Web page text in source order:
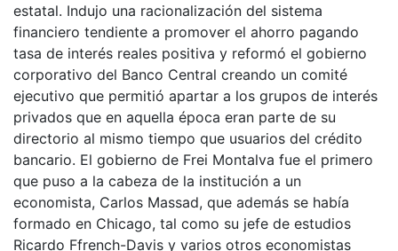
estatal. Indujo una racionalización del sistema
financiero tendiente a promover el ahorro pagando
tasa de interés reales positiva y reformó el gobierno
corporativo del Banco Central creando un comité
ejecutivo que permitió apartar a los grupos de interés
privados que en aquella época eran parte de su
directorio al mismo tiempo que usuarios del crédito
bancario. El gobierno de Frei Montalva fue el primero
que puso a la cabeza de la institución a un
economista, Carlos Massad, que además se había
formado en Chicago, tal como su jefe de estudios
Ricardo Ffrench-Davis y varios otros economistas